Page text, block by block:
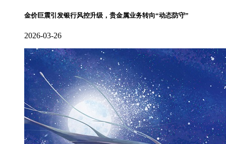
金价巨震引发银行风控升级，贵金属业务转向“动态防守”
2026-03-26